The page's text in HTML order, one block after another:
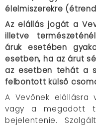
élelmiszerekre
Az elállás jogát a
illetve
áruk esetében
esetben, ha az árut
az esetben tehát a
felbontott külső
A Vevőnek elállásra
vagy a megadott
bejelentenie.